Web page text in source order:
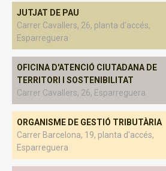
JUTJAT DE PAU
Carrer Cavallers, 26, planta d'accés,
Esparreguera
OFICINA D'ATENCIÓ CIUTADANA DE
TERRITORI I SOSTENIBILITAT
Carrer Cavallers, 26, Esparreguera
ORGANISME DE GESTIÓ TRIBUTÀRIA
Carrer Barcelona, 19, planta d'accés,
Esparreguera